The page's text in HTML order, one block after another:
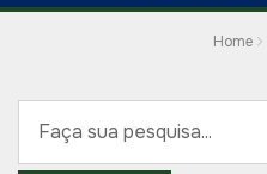
Home